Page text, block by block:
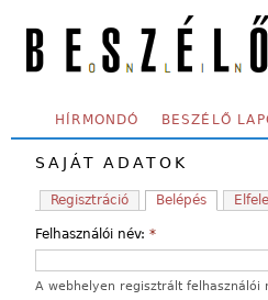
SECONDARY MENU
HÍRMONDÓ BESZÉLŐ
SAJÁT ADATOK
Regisztráció Belépés
Felhasználói név: *
A webhelyen regisztrált felhasználói